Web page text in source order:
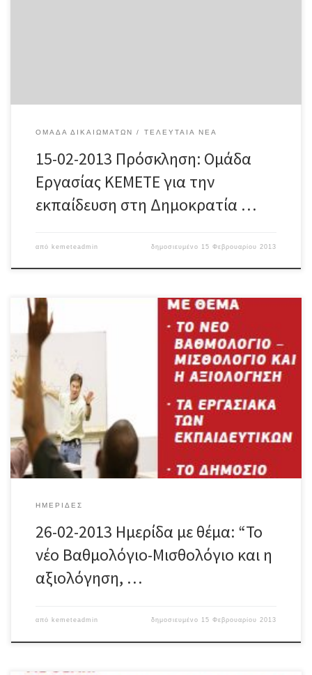
ΟΜΆΔΑ ΔΙΚΑΙΩΜΆΤΩΝ ΤΕΛΕΥΤΑΊΑ ΝΈΑ
15-02-2013 Πρόσκληση: Ομάδα
Εργασίας ΚΕΜΕΤΕ για την
εκπαίδευση στη Δημοκρατία …
από kemeteadmin δημοσιευμένο 15 Φεβρουαρίου 2013
Μπορείτε να έχετε πρόσβαση στο ακόλουθο υλικό: Πρόσκληση
της Ημερίδας Πρόγραμμα της Ημερίδας Αφίσα της Ημερίδας
ΗΜΕΡΊΔΕΣ
26-02-2013 Hμερίδα με θέμα: “Το
νέο Βαθμολόγιο-Μισθολόγιο και η
αξιολόγηση, …
από kemeteadmin δημοσιευμένο 15 Φεβρουαρίου 2013